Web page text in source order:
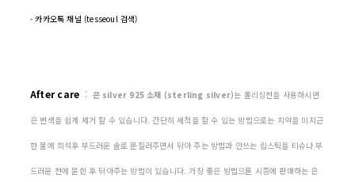
- 카카오톡 채널 (tesseoul 검색)
After care : 은 silver 925 소재 (sterling silver)는 폴리싱천을 사용하시면
은 변색을 쉽게 제거 할 수 있습니다. 간단히 세척을 할 수 있는 방법으로는 치약을 미지근
한 물에 희석후 부드러운 솔로 문질러주면서 닦아 주는 방법과 안쓰는 립스틱을 티슈나 부
드러운 천에 묻힌 후 닦아주는 방법이 있습니다. 가장 좋은 방법으론 시증에 판매하는 은